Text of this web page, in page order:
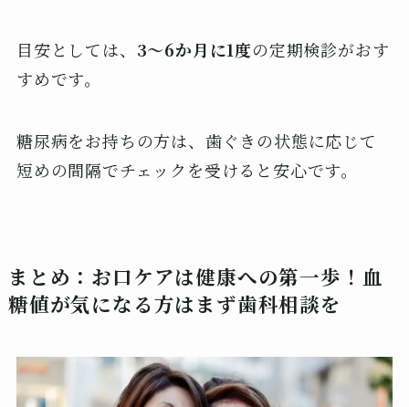
目安としては、 3〜6か月に1度の定期検診がおす
すめです。
糖尿病をお持ちの方は、歯ぐきの状態に応じて
短めの間隔でチェックを受けると安心です。
まとめ：お口ケアは健康への第一歩！血
糖値が気になる方はまず歯科相談を